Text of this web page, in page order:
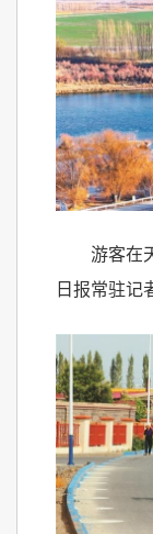
游客在
日报常驻记